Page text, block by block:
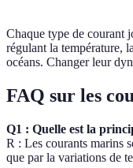
Chaque type de courant
régulant la température,
océans. Changer leur
FAQ sur les
Q1 : Quelle est la
R : Les courants marins
que par la variations de